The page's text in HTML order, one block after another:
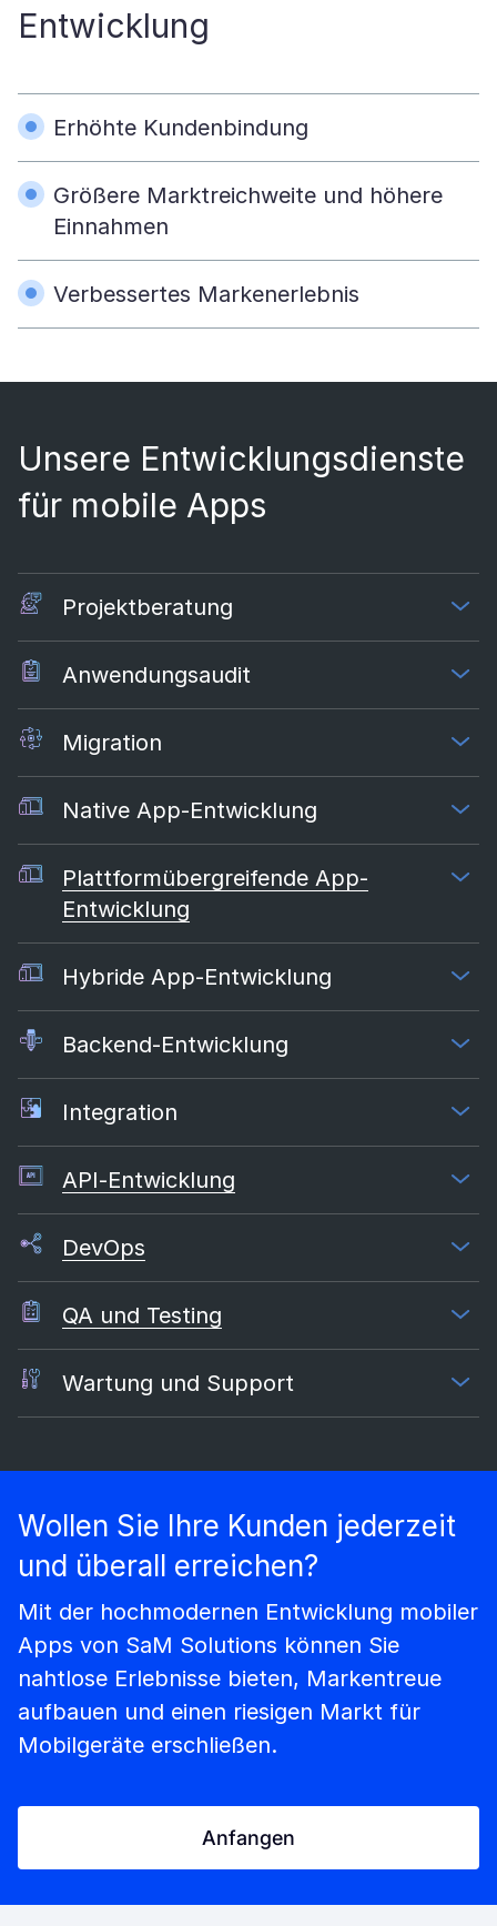
Entwicklung
Erhöhte Kundenbindung
Größere Marktreichweite und höhere
Einnahmen
Verbessertes Markenerlebnis
Unsere Entwicklungsdienste
für mobile Apps
Projektberatung
Anwendungsaudit
Migration
Native App-Entwicklung
Plattformübergreifende App-
Entwicklung
Hybride App-Entwicklung
Backend-Entwicklung
Integration
API-Entwicklung
DevOps
QA und Testing
Wartung und Support
Wollen Sie Ihre Kunden jederzeit
und überall erreichen?
Mit der hochmodernen Entwicklung mobiler
Apps von SaM Solutions können Sie
nahtlose Erlebnisse bieten, Markentreue
aufbauen und einen riesigen Markt für
Mobilgeräte erschließen.
Anfangen